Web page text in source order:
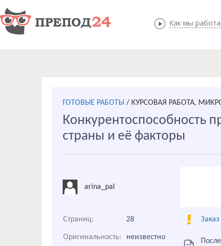
Как мы
Как мы
ГОТОВЫЕ РАБОТЫ / КУРСОВАЯ РАБОТА,
Конкурентоспособность
страны и её факторы
arina_pal
Страниц: 28
Оригинальность: неизвестно